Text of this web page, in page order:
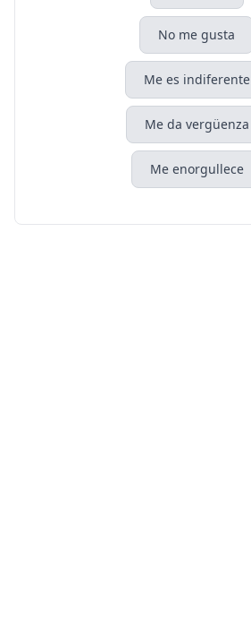
No me gusta
Me es indiferente
Me da vergüenza
Me enorgullece